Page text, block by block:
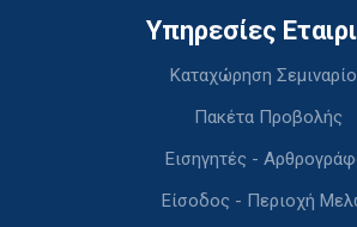
Υπηρεσίες
Καταχώρηση
Πακέτα Προβολής
Εισηγητές -
Είσοδος - Περιοχή